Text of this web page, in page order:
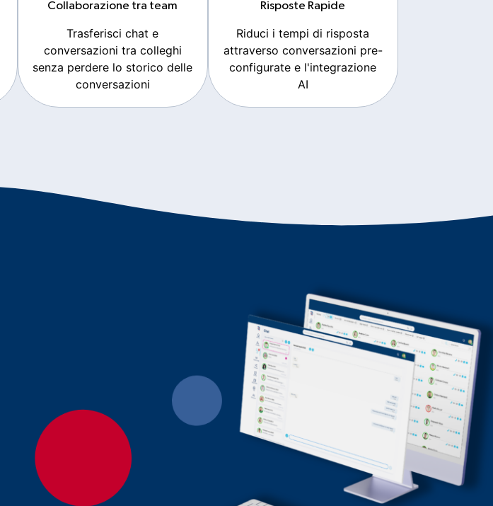
Collaborazione tra team
Trasferisci chat e
conversazioni tra colleghi
senza perdere lo storico delle
conversazioni
Risposte Rapide
Riduci i tempi di risposta
attraverso conversazioni pre-
configurate e l'integrazione
AI